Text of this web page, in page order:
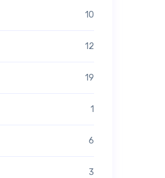
10
12
19
1
6
3